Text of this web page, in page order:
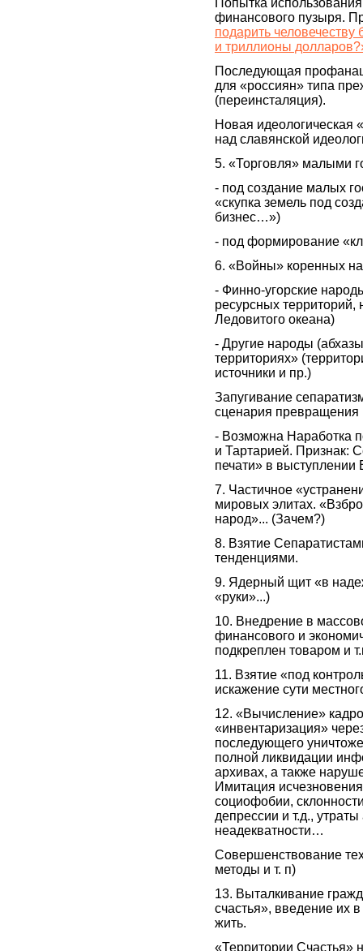
финансового пузыря.
подарить человечеству
и триллионы
Последующая
для «россиян» типа
(переинсталяция).
Новая идеологическая
над славянской
5. «Торговля» малыми
- под создание малых
«скупка земель под
бизнес…»)
- под формирование
6. «Войны» коренных
- Финно-угорские
ресурсных
Ледовитого океана)
- Другие народы
территориях»
источники и пр.)
Запугивание
сценария превращения
- Возможна Наработка
и Тартарией. Признак:
печати» в
7. Частичное
мировых элитах.
народ»... (Зачем?)
8. Взятие
тенденциями.
9. Ядерный щит «в
«руки»...)
10. Внедрение в
финансового и
подкреплен товаром и
11. Взятие «под
искажение сути
12. «Вычисление»
«инвентаризация»
последующего
полной ликвидации
архивах, а также
Имитация
социофобии,
депрессии и т.д.,
неадекватности…
Совершенствование
методы и т. п)
13. Выталкивание
счастья», введение их
жить.
«Территории Счастья»